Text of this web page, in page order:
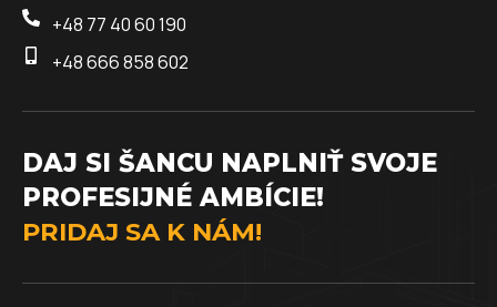
+48 77 40 60 190
+48 666 858 602
DAJ SI ŠANCU NAPLNIŤ SVOJE
PROFESIJNÉ AMBÍCIE!